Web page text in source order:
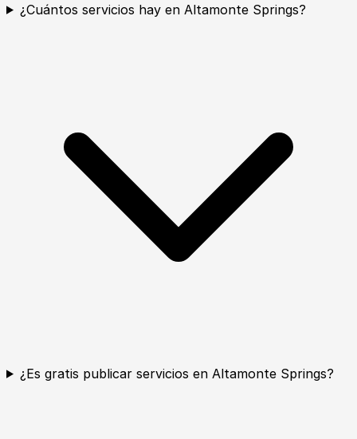
¿Cuántos servicios hay en Altamonte Springs?
¿Es gratis publicar servicios en Altamonte Springs?